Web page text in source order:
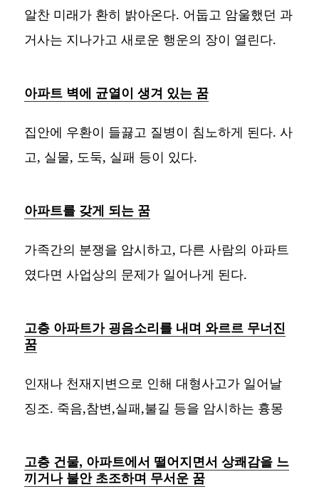
알찬 미래가 환히 밝아온다. 어둡고 암울했던 과
거사는 지나가고 새로운 행운의 장이 열린다.
아파트 벽에 균열이 생겨 있는 꿈
집안에 우환이 들끓고 질병이 침노하게 된다. 사
고, 실물, 도둑, 실패 등이 있다.
아파트를 갖게 되는 꿈
가족간의 분쟁을 암시하고, 다른 사람의 아파트
였다면 사업상의 문제가 일어나게 된다.
고층 아파트가 굉음소리를 내며 와르르 무너진
꿈
인재나 천재지변으로 인해 대형사고가 일어날
징조. 죽음,참변,실패,불길 등을 암시하는 흉몽
고층 건물, 아파트에서 떨어지면서 상쾌감을 느
끼거나 불안 초조하며 무서운 꿈